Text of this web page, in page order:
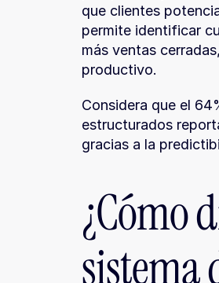
que clientes
permite identificar
más ventas
productivo.
Considera que el
estructurados
gracias a la
¿Cómo
sistema